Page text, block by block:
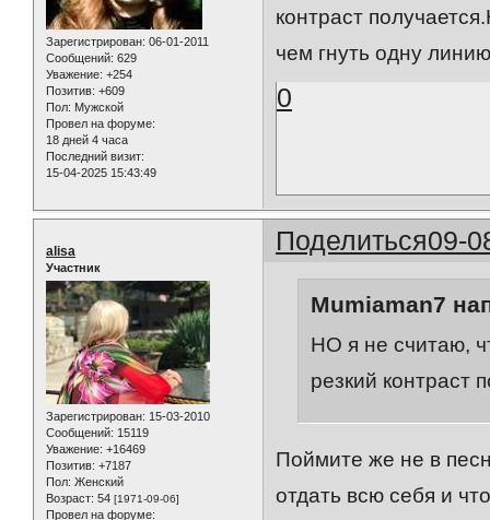
Зарегистрирован: 06-01-2011
Сообщений: 629
Уважение: +254
Позитив: +609
Пол: Мужской
Провел на форуме:
18 дней 4 часа
Последний визит:
15-04-2025 15:43:49
контраст
чем гнуть одну
0
Поделиться09-
alisa
Участник
Зарегистрирован: 15-03-2010
Сообщений: 15119
Уважение: +16469
Позитив: +7187
Пол: Женский
Возраст: 54 [1971-09-06]
Провел на форуме:
Mumiaman7
НО я не считаю,
резкий контраст
Поймите же не в
отдать всю себя и